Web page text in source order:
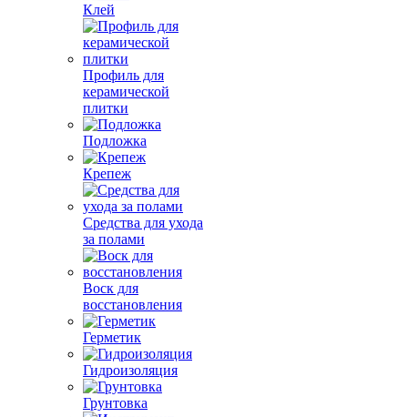
Клей
Профиль для
керамической
плитки
Подложка
Крепеж
Средства для ухода
за полами
Воск для
восстановления
Герметик
Гидроизоляция
Грунтовка